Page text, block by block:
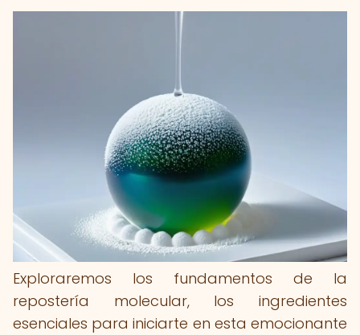
Exploraremos los fundamentos de la
repostería molecular, los ingredientes
esenciales para iniciarte en esta emocionante